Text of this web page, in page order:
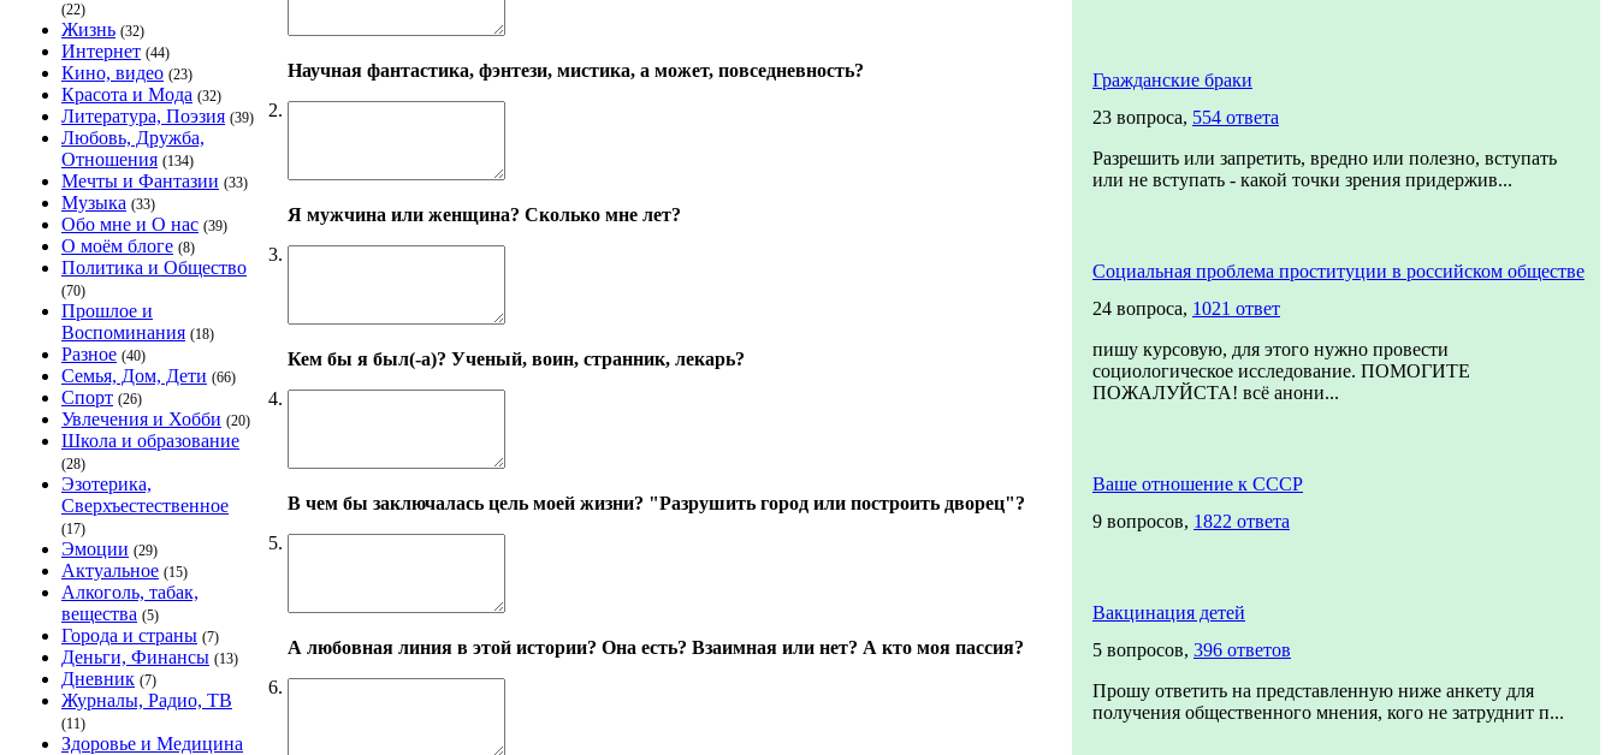
(22)
Жизнь (32)
Интернет (44)
Кино, видео (23)
Красота и Мода (32)
Литература, Поэзия (39)
Любовь, Дружба,
Отношения (134)
Мечты и Фантазии (33)
Музыка (33)
Обо мне и О нас (39)
О моём блоге (8)
Политика и Общество
(70)
Прошлое и
Воспоминания (18)
Разное (40)
Семья, Дом, Дети (66)
Спорт (26)
Увлечения и Хобби (20)
Школа и образование
(28)
Эзотерика,
Сверхъестественное
(17)
Эмоции (29)
Актуальное (15)
Алкоголь, табак,
вещества (5)
Города и страны (7)
Деньги, Финансы (13)
Дневник (7)
Журналы, Радио, ТВ
(11)
Здоровье и Медицина
2.
Научная фантастика, фэнтези, мистика, а может, повседневность?
3.
Я мужчина или женщина? Сколько мне лет?
4.
Кем бы я был(-а)? Ученый, воин, странник, лекарь?
5.
В чем бы заключалась цель моей жизни? "Разрушить город или построить дворец"?
6.
А любовная линия в этой истории? Она есть? Взаимная или нет? А кто моя пассия?
Гражданские браки
23 вопроса, 554 ответа
Разрешить или запретить, вредно или полезно, вступать
или не вступать - какой точки зрения придержив...
Социальная проблема проституции в российском обществе
24 вопроса, 1021 ответ
пишу курсовую, для этого нужно провести
социологическое исследование. ПОМОГИТЕ
ПОЖАЛУЙСТА! всё анони...
Ваше отношение к СССР
9 вопросов, 1822 ответа
Вакцинация детей
5 вопросов, 396 ответов
Прошу ответить на представленную ниже анкету для
получения общественного мнения, кого не затруднит п...